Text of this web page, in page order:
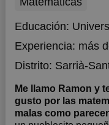
Educación:
Experiencia: más
Distrito: Sarrià-
Me llamo Ramon y
gusto por las
malas como